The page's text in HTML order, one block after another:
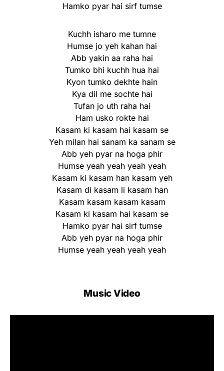
Hamko pyar hai sirf tumse
Kuchh isharo me tumne
Humse jo yeh kahan hai
Abb yakin aa raha hai
Tumko bhi kuchh hua hai
Kyon tumko dekhte hain
Kya dil me sochte hai
Tufan jo uth raha hai
Ham usko rokte hai
Kasam ki kasam hai kasam se
Yeh milan hai sanam ka sanam se
Abb yeh pyar na hoga phir
Humse yeah yeah yeah yeah
Kasam ki kasam han kasam yeh
Kasam di kasam li kasam han
Kasam kasam kasam kasam
Kasam ki kasam hai kasam se
Hamko pyar hai sirf tumse
Abb yeh pyar na hoga phir
Humse yeah yeah yeah yeah
Music Video